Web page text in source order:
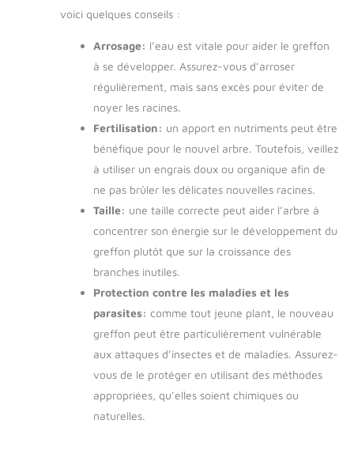
voici quelques conseils :
Arrosage: l’eau est vitale pour aider le greffon
à se développer. Assurez-vous d’arroser
régulièrement, mais sans excès pour éviter de
noyer les racines.
Fertilisation: un apport en nutriments peut être
bénéfique pour le nouvel arbre. Toutefois, veillez
à utiliser un engrais doux ou organique afin de
ne pas brûler les délicates nouvelles racines.
Taille: une taille correcte peut aider l’arbre à
concentrer son énergie sur le développement du
greffon plutôt que sur la croissance des
branches inutiles.
Protection contre les maladies et les
parasites: comme tout jeune plant, le nouveau
greffon peut être particulièrement vulnérable
aux attaques d’insectes et de maladies. Assurez-
vous de le protéger en utilisant des méthodes
appropriées, qu’elles soient chimiques ou
naturelles.